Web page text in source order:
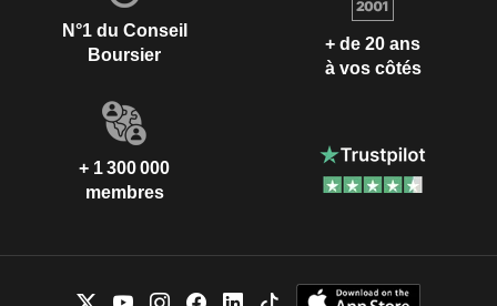
N°1 du Conseil
Boursier
+ de 20 ans
à vos côtés
+ 1 300 000
membres